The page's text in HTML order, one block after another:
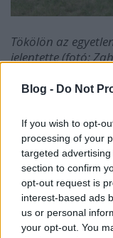
Blog - Do Not
If you wish to opt-
processing of your
targeted
section to confirm
opt-out request is
interest-based ads
us or personal
your opt-out. You
Tökölön az
jelentette (fotó:
A tököli
Busexpónak
vesztette. Új
számolni hány
szomorú. A BKV
a veterán
menthették a
megjósolni a
megrendezésre